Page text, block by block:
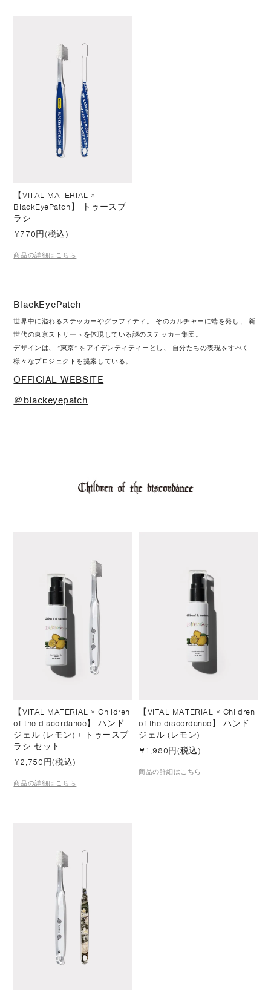
【VITAL MATERIAL ×
BlackEyePatch】 トゥースブ
ラシ
¥770円(税込)
商品の詳細はこちら
BlackEyePatch
世界中に溢れるステッカーやグラフィティ。 そのカルチャーに端を発し、 新
世代の東京ストリートを体現している謎のステッカー集団。
デザインは、 ”東京” をアイデンティティーとし、 自分たちの表現をすべく
様々なプロジェクトを提案している。
OFFICIAL WEBSITE
＠blackeyepatch
【VITAL MATERIAL × Children
of the discordance】 ハンド
ジェル (レモン) + トゥースブ
ラシ セット
¥2,750円(税込)
商品の詳細はこちら
【VITAL MATERIAL × Children
of the discordance】 ハンド
ジェル (レモン)
¥1,980円(税込)
商品の詳細はこちら